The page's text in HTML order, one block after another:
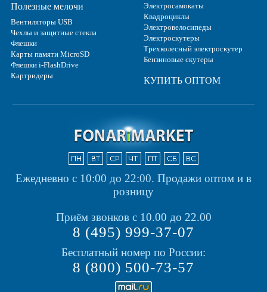
Полезные мелочи
Вентиляторы USB
Чехлы и защитные стекла
Флешки
Карты памяти MicroSD
Флешки i-FlashDrive
Картридеры
Электросамокаты
Квадроциклы
Электровелосипеды
Электроскутеры
Трехколесный электроскутер
Бензиновые скутеры
КУПИТЬ ОПТОМ
Ежедневно с 10:00 до 22:00. Продажи оптом и в
розницу
Приём звонков с 10.00 до 22.00
8 (495) 999-37-07
Бесплатный номер по России:
8 (800) 500-73-57